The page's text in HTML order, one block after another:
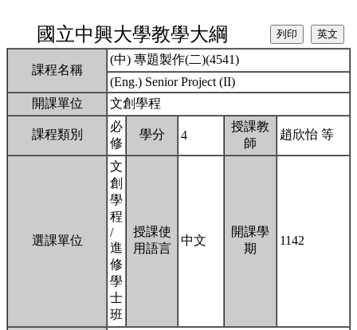
國立中興大學教學大綱
課程名稱
(中) 專題製作(二)(4541)
(Eng.) Senior Project (II)
開課單位
文創學程
課程類別
必
修
學分 4
授課教
師
趙欣怡 等
選課單位
文
創
學
程
/
進
修
學
士
班
授課使
用語言
中文
開課學
期
1142